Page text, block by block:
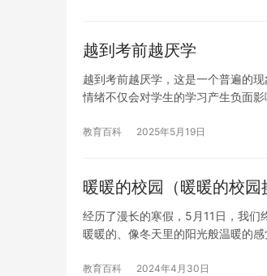
越到考前越厌学
越到考前越厌学，这是一个普遍的
情绪不仅会对学生的学习产生负面
教育百科 2025年5月19日
暖暖的校园（暖暖的校园
经历了漫长的寒假，5月11日，我
暖暖的、像冬天里的阳光般温暖的
教育百科 2024年4月30日